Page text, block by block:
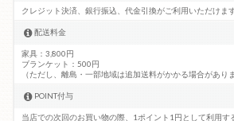
クレジット決済、銀行振込、代金引換がご利用いただけます
配送料金
家具：3,800円
ブランケット：500円
（ただし、離島・一部地域は追加送料がかかる場合がありま
POINT付与
当店での次回のお買い物の際、1ポイント1円として利用す